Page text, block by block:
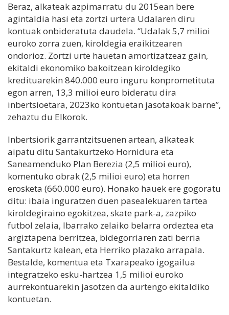
Beraz, alkateak azpimarratu du 2015ean bere
agintaldia hasi eta zortzi urtera Udalaren diru
kontuak onbideratuta daudela. “Udalak 5,7 milioi
euroko zorra zuen, kiroldegia eraikitzearen
ondorioz. Zortzi urte hauetan amortizatzeaz gain,
ekitaldi ekonomiko bakoitzean kiroldegiko
kredituarekin 840.000 euro inguru konprometituta
egon arren, 13,3 milioi euro bideratu dira
inbertsioetara, 2023ko kontuetan jasotakoak barne”,
zehaztu du Elkorok.
Inbertsiorik garrantzitsuenen artean, alkateak
aipatu ditu Santakurtzeko Hornidura eta
Saneamenduko Plan Berezia (2,5 milioi euro),
komentuko obrak (2,5 milioi euro) eta horren
erosketa (660.000 euro). Honako hauek ere gogoratu
ditu: ibaia inguratzen duen pasealekuaren tartea
kiroldegiraino egokitzea, skate park-a, zazpiko
futbol zelaia, Ibarrako zelaiko belarra ordeztea eta
argiztapena berritzea, bidegorriaren zati berria
Santakurtz kalean, eta Herriko plazako arrapala.
Bestalde, komentua eta Txarapeako igogailua
integratzeko esku-hartzea 1,5 milioi euroko
aurrekontuarekin jasotzen da aurtengo ekitaldiko
kontuetan.